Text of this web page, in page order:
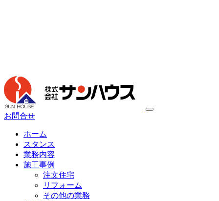
お問合せ
ホーム
スタンス
業務内容
施工事例
注文住宅
リフォーム
その他の業務